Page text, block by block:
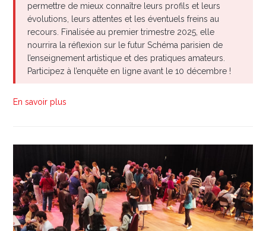
permettre de mieux connaître leurs profils et leurs
évolutions, leurs attentes et les éventuels freins au
recours. Finalisée au premier trimestre 2025, elle
nourrira la réflexion sur le futur Schéma parisien de
l’enseignement artistique et des pratiques amateurs.
Participez à l’enquête en ligne avant le 10 décembre !
En savoir plus